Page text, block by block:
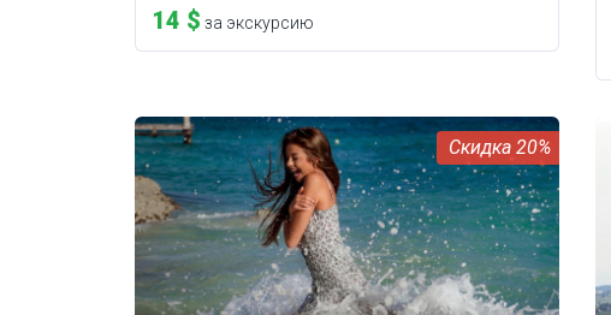
14 $ за экскурсию
20%